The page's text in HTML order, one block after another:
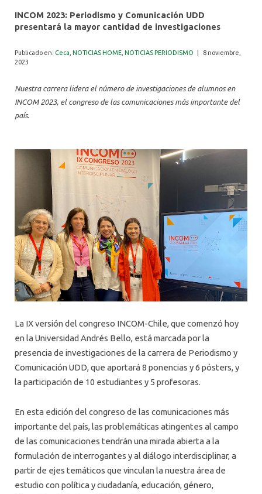
ALUMNI
INCOM 2023: Periodismo y Comunicación UDD
presentará la mayor cantidad de investigaciones
Publicado en: Ceca NOTICIAS HOME NOTICIAS PERIODISMO
8 noviembre,
2023
Nuestra carrera lidera el número de investigaciones de alumnos en
INCOM 2023, el congreso de las comunicaciones más importante del
país.
La IX versión del congreso INCOM-Chile, que comenzó hoy
en la Universidad Andrés Bello, está marcada por la
presencia de investigaciones de la carrera de Periodismo y
Comunicación UDD, que aportará 8 ponencias y 6 pósters, y
la participación de 10 estudiantes y 5 profesoras.
En esta edición del congreso de las comunicaciones más
importante del país, las problemáticas atingentes al campo
de las comunicaciones tendrán una mirada abierta a la
formulación de interrogantes y al diálogo interdisciplinar, a
partir de ejes temáticos que vinculan la nuestra área de
estudio con política y ciudadanía, educación, género,